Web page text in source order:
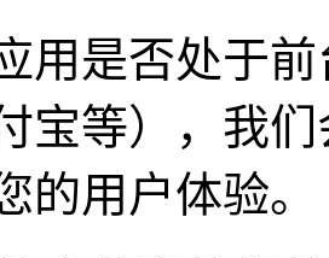
用是否处于
宝等），我
的用户体验。